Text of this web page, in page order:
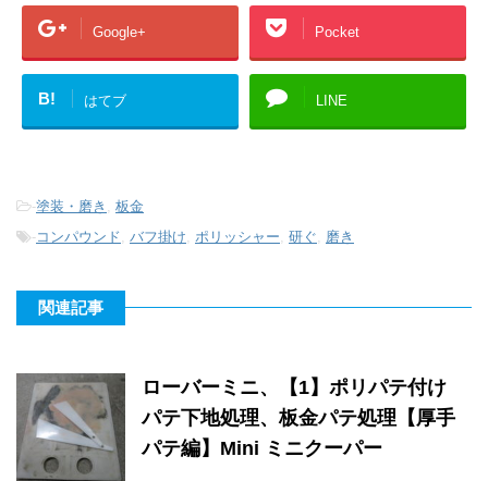
Google+ Pocket
B! はてブ LINE
-塗装・磨き , 板金
-コンパウンド, バフ掛け, ポリッシャー, 研ぐ, 磨き
関連記事
ローバーミニ、【1】ポリパテ付け
パテ下地処理、板金パテ処理【厚手
パテ編】Mini ミニクーパー